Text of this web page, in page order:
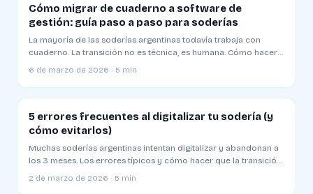
Cómo migrar de cuaderno a software de
gestión: guía paso a paso para soderías
La mayoría de las soderías argentinas todavía trabaja con
cuaderno. La transición no es técnica, es humana. Cómo hacerla
sin resistencia
6 de marzo de 2026 · 5 min
5 errores frecuentes al digitalizar tu sodería (y
cómo evitarlos)
Muchas soderías argentinas intentan digitalizar y abandonan a
los 3 meses. Los errores típicos y cómo hacer que la transición
funcione
2 de marzo de 2026 · 5 min